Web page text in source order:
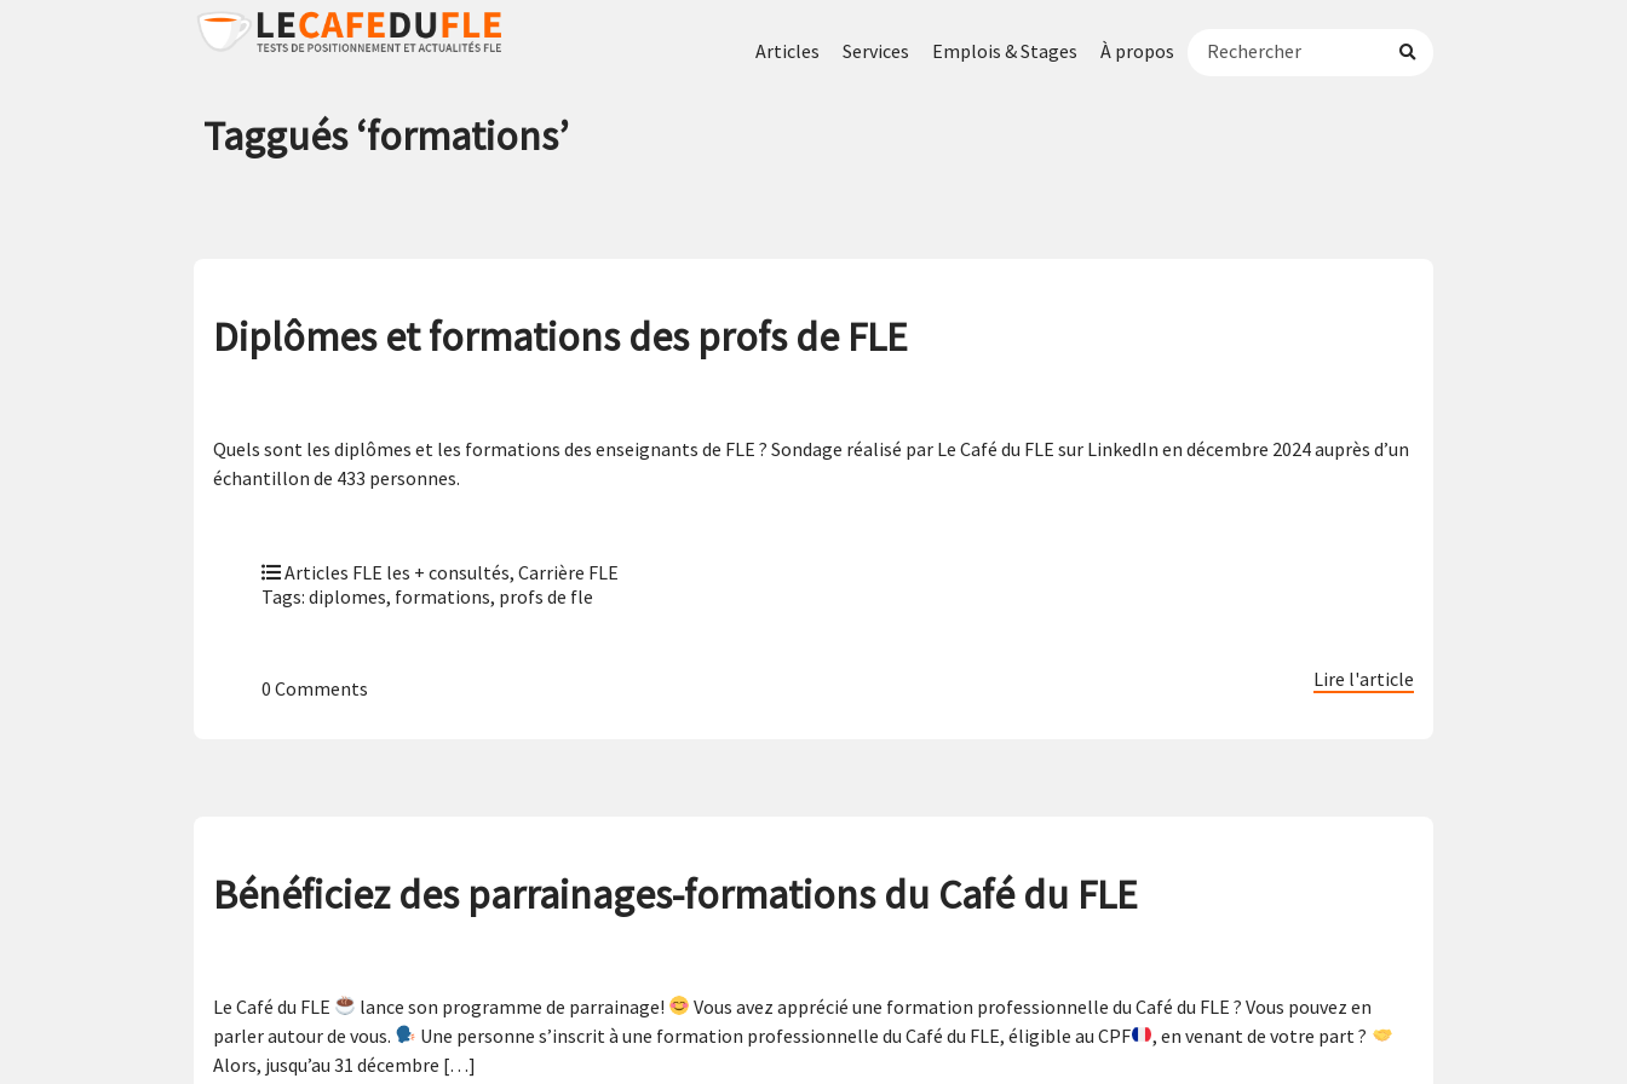
Articles Services Emplois & Stages À propos
Taggués ‘formations’
Diplômes et formations des profs de FLE
Quels sont les diplômes et les formations des enseignants de FLE ? Sondage réalisé par Le Café du FLE sur LinkedIn en décembre 2024 auprès d’un
échantillon de 433 personnes.
Articles FLE les + consultés, Carrière FLE
Tags: diplomes, formations, profs de fle
0 Comments Lire l'article
Bénéficiez des parrainages-formations du Café du FLE
Le Café du FLE lance son programme de parrainage!
Vous avez apprécié une formation professionnelle du Café du FLE ? Vous pouvez en
parler autour de vous.
Une personne s’inscrit à une formation professionnelle du Café du FLE, éligible au CPF
, en venant de votre part ?
Alors, jusqu’au 31 décembre […]